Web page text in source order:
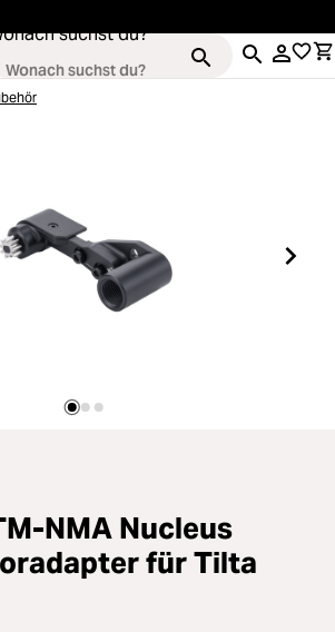
suchst du?
Drohnen
NMA Nucleus
für Tilta